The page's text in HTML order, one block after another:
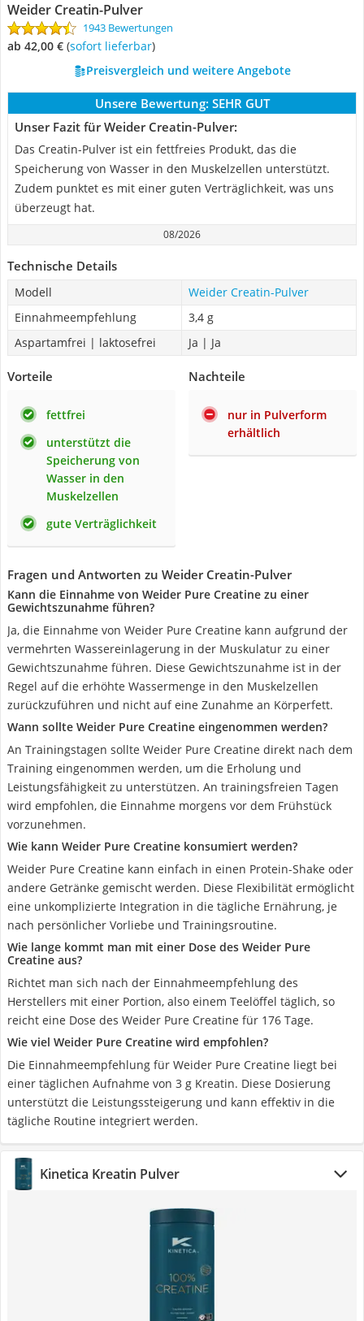
Weider Creatin-Pulver
1943 Bewertungen
ab 42,00 € ( Sofort lieferbar)
Preisvergleich und weitere Angebote
Unsere Bewertung: SEHR GUT
Unser Fazit für Weider Creatin-Pulver:
Das Creatin-Pulver ist ein fettfreies Produkt, das die
Speicherung von Wasser in den Muskelzellen unterstützt.
Zudem punktet es mit einer guten Verträglichkeit, was uns
überzeugt hat.
08/2026
Technische Details
Modell
Weider Creatin-Pulver
Einnahmeempfehlung
3,4 g
Aspartamfrei | laktosefrei
Ja | Ja
Vorteile
fettfrei
unterstützt die
Speicherung von
Wasser in den
Muskelzellen
gute Verträglichkeit
Nachteile
nur in Pulverform
erhältlich
Fragen und Antworten zu Weider Creatin-Pulver
Kann die Einnahme von Weider Pure Creatine zu einer
Gewichtszunahme führen?
Ja, die Einnahme von Weider Pure Creatine kann aufgrund der
vermehrten Wassereinlagerung in der Muskulatur zu einer
Gewichtszunahme führen. Diese Gewichtszunahme ist in der
Regel auf die erhöhte Wassermenge in den Muskelzellen
zurückzuführen und nicht auf eine Zunahme an Körperfett.
Wann sollte Weider Pure Creatine eingenommen werden?
An Trainingstagen sollte Weider Pure Creatine direkt nach dem
Training eingenommen werden, um die Erholung und
Leistungsfähigkeit zu unterstützen. An trainingsfreien Tagen
wird empfohlen, die Einnahme morgens vor dem Frühstück
vorzunehmen.
Wie kann Weider Pure Creatine konsumiert werden?
Weider Pure Creatine kann einfach in einen Protein-Shake oder
andere Getränke gemischt werden. Diese Flexibilität ermöglicht
eine unkomplizierte Integration in die tägliche Ernährung, je
nach persönlicher Vorliebe und Trainingsroutine.
Wie lange kommt man mit einer Dose des Weider Pure
Creatine aus?
Richtet man sich nach der Einnahmeempfehlung des
Herstellers mit einer Portion, also einem Teelöffel täglich, so
reicht eine Dose des Weider Pure Creatine für 176 Tage.
Wie viel Weider Pure Creatine wird empfohlen?
Die Einnahmeempfehlung für Weider Pure Creatine liegt bei
einer täglichen Aufnahme von 3 g Kreatin. Diese Dosierung
unterstützt die Leistungssteigerung und kann effektiv in die
tägliche Routine integriert werden.
Kinetica Kreatin Pulver